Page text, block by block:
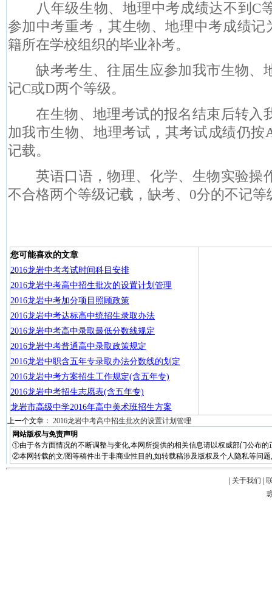
八年级生物、地理中考成绩达不到 C
参加中考重考，其生物、地理中考成绩记
籍所在学校组织的毕业补考。
缺考考生、往届生应参加我市生物、
记C或D两个等级。
在生物、地理考试的报名结束后转入
加我市生物、地理考试，其考试成绩仍按
记载。
英语口语，物理、化学、生物实验操
不合格两个等级记载，缺考、 0分的不记等
您可能喜欢的文章
2016龙岩中考考试时间科目安排
2016龙岩中考高中招生批次的设置计划管理
2016龙岩中考加分项目照顾政策
2016龙岩中考达标高中统招生录取办法
2016龙岩中考高中录取最低分数线规定
2016龙岩中考普通高中录取政策规定
2016龙岩中职含五年专录取办法分数线的划定
2016龙岩中考方案招生工作规定(含五年专)
2016龙岩中考招生志愿表(含五年专)
龙岩市高级中学2016年高中美术班招生方案
上一个文章： 2016龙岩中考高中招生批次的设置计划管理
网站版权与免责声明
①由于各方面情况的不断调整与变化,本网所提供的相关信息请以权威部门公布的
②本网转载的文/图等稿件出于非商业性目的,如转载稿涉及版权及个人隐私等问题
关于我们